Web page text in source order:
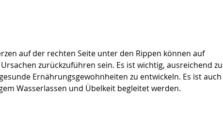
auf der rechten Seite unter den Rippen können auf
zurückzuführen sein. Es ist wichtig, ausreichend zu
Ernährungsgewohnheiten zu entwickeln. Es ist auch
Wasserlassen und Übelkeit begleitet werden.